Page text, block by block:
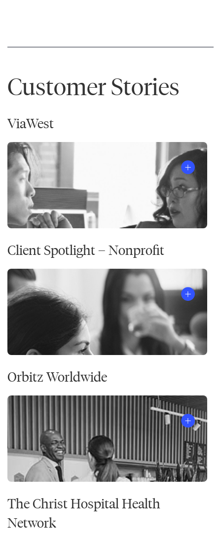
Customer Stories
ViaWest
Client Spotlight – Nonprofit
Orbitz Worldwide
The Christ Hospital Health
Network